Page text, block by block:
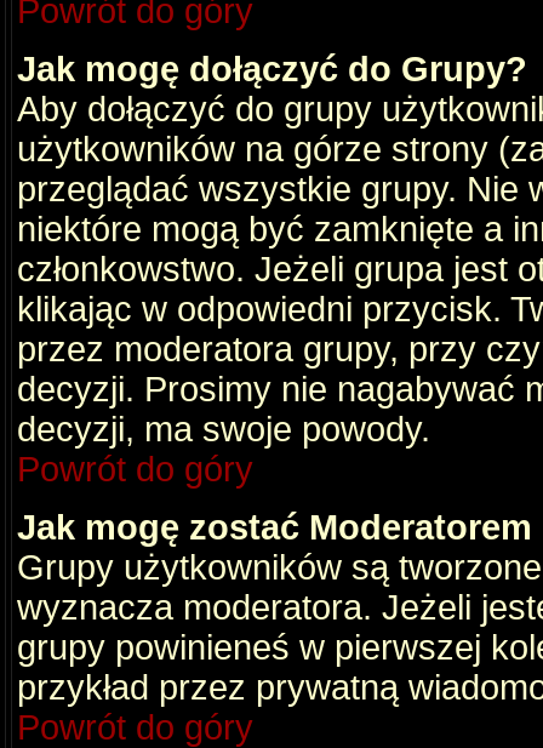
Powrót do góry
Jak mogę dołączyć do Grupy?
Aby dołączyć do grupy
użytkowników na górze strony
przeglądać wszystkie grupy. Nie
niektóre mogą być zamknięte a
członkowstwo. Jeżeli grupa jest
klikając w odpowiedni przycisk.
przez moderatora grupy, przy
decyzji. Prosimy nie nagabywać
decyzji, ma swoje powody.
Powrót do góry
Jak mogę zostać
Grupy użytkowników są
wyznacza moderatora. Jeżeli
grupy powinieneś w pierwszej
przykład przez prywatną
Powrót do góry